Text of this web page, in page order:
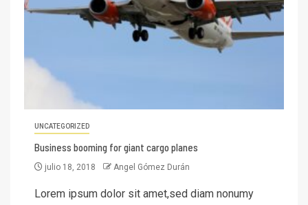
UNCATEGORIZED
Business booming for giant cargo planes
julio 18, 2018 Angel Gómez Durán
Lorem ipsum dolor sit amet,sed diam nonumy